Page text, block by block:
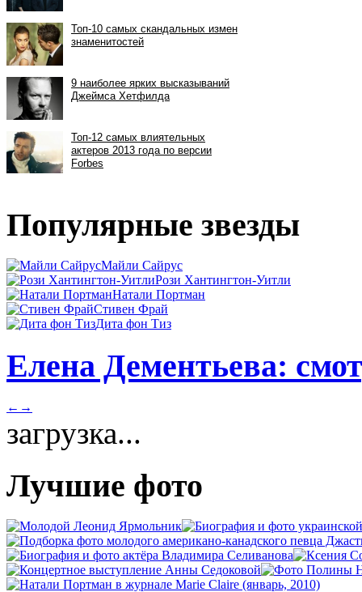
Популярные звезды
Майли Сайрус
Рози Хантингтон-Уитли
Натали Портман
Стивен Фрай
Дита фон Тиз
Елена Дементьева:
← →
загрузка...
Лучшие фото